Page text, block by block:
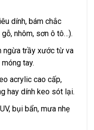
dính, bám chắc
nhôm, sơn ô tô…).
ngừa trầy xước từ va
tay.
acrylic cao cấp,
hay dính keo sót lại.
bụi bẩn, mưa nhẹ